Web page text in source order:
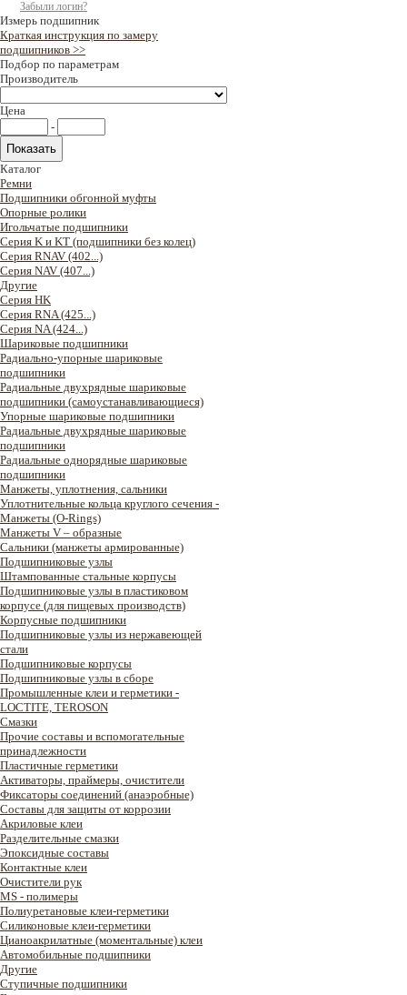
Забыли логин?
Измерь подшипник
Краткая инструкция по замеру
подшипников >>
Подбор по параметрам
Производитель
Цена
-
Каталог
Ремни
Подшипники обгонной муфты
Опорные ролики
Игольчатые подшипники
Серия K и KT (подшипники без колец)
Серия RNAV (402...)
Серия NAV (407...)
Другие
Серия HK
Серия RNA (425...)
Серия NA (424...)
Шариковые подшипники
Радиально-упорные шариковые
подшипники
Радиальные двухрядные шариковые
подшипники (самоустанавливающиеся)
Упорные шариковые подшипники
Радиальные двухрядные шариковые
подшипники
Радиальные однорядные шариковые
подшипники
Манжеты, уплотнения, сальники
Уплотнительные кольца круглого сечения -
Манжеты (O-Rings)
Манжеты V – образные
Сальники (манжеты армированные)
Подшипниковые узлы
Штампованные стальные корпусы
Подшипниковые узлы в пластиковом
корпусе (для пищевых производств)
Корпусные подшипники
Подшипниковые узлы из нержавеющей
стали
Подшипниковые корпусы
Подшипниковые узлы в сборе
Промышленные клеи и герметики -
LOCTITE, TEROSON
Смазки
Прочие составы и вспомогательные
принадлежности
Пластичные герметики
Активаторы, праймеры, очистители
Фиксаторы соединений (анаэробные)
Составы для защиты от коррозии
Акриловые клеи
Разделительные смазки
Эпоксидные составы
Контактные клеи
Очистители рук
MS - полимеры
Полиуретановые клеи-герметики
Силиконовые клеи-герметики
Цианоакрилатные (моментальные) клеи
Автомобильные подшипники
Другие
Ступичные подшипники